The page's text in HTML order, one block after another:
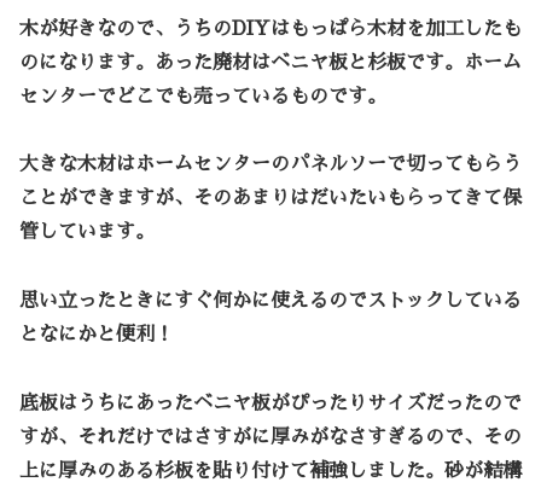
木が好きなので、うちのDIYはもっぱら木材を加工したも
のになります。あった廃材はベニヤ板と杉板です。ホーム
センターでどこでも売っているものです。
大きな木材はホームセンターのパネルソーで切ってもらう
ことができますが、そのあまりはだいたいもらってきて保
管しています。
思い立ったときにすぐ何かに使えるのでストックしている
となにかと便利！
底板はうちにあったベニヤ板がぴったりサイズだったので
すが、それだけではさすがに厚みがなさすぎるので、その
上に厚みのある杉板を貼り付けて補強しました。砂が結構